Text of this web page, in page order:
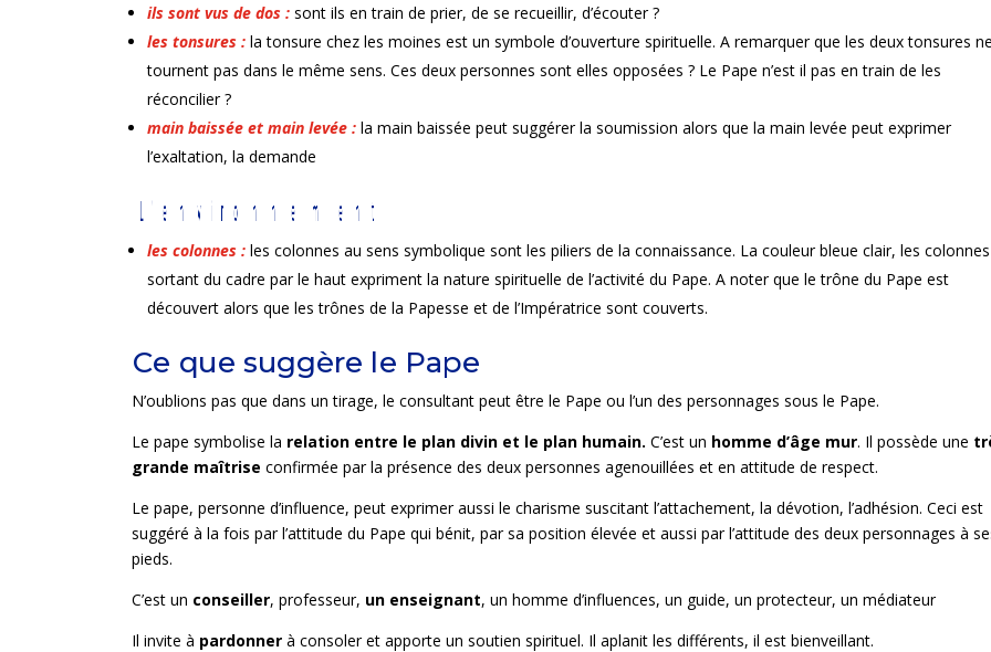
ils sont vus de dos : sont ils en train de prier, de se recueillir, d’écouter ?
les tonsures : la tonsure chez les moines est un symbole d’ouverture spirituelle. A remarquer que les deux tonsures
tournent pas dans le même sens. Ces deux personnes sont elles opposées ? Le Pape n’est il pas en train de les
réconcilier ?
main baissée et main levée : la main baissée peut suggérer la soumission alors que la main levée peut exprimer
l’exaltation, la demande
les colonnes : les colonnes au sens symbolique sont les piliers de la connaissance. La couleur bleue clair, les colonnes
sortant du cadre par le haut expriment la nature spirituelle de l’activité du Pape. A noter que le trône du Pape est
découvert alors que les trônes de la Papesse et de l’Impératrice sont couverts.
N’oublions pas que dans un tirage, le consultant peut être le Pape ou l’un des personnages sous le Pape.
Le pape symbolise la relation entre le plan divin et le plan humain. C’est un homme d’âge mur. Il possède une
grande maîtrise confirmée par la présence des deux personnes agenouillées et en attitude de respect.
Le pape, personne d’influence, peut exprimer aussi le charisme suscitant l’attachement, la dévotion, l’adhésion. Ceci est
suggéré à la fois par l’attitude du Pape qui bénit, par sa position élevée et aussi par l’attitude des deux personnages à
pieds.
C’est un conseiller, professeur, un enseignant, un homme d’influences, un guide, un protecteur, un médiateur
Il invite à pardonner à consoler et apporte un soutien spirituel. Il aplanit les différents, il est bienveillant.